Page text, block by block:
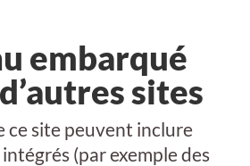
embarqué
sites
ce site peuvent inclure
(par exemple des